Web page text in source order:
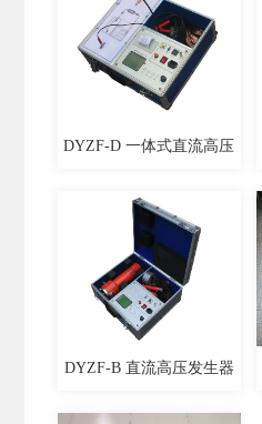
DYZF-D 一体式直流高压
DYZF-B 直流高压发生器